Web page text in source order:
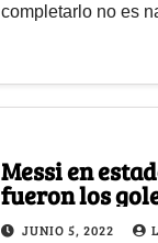
completarlo no es
Messi en
fueron los
Estonia en
JUNIO 5, 2022